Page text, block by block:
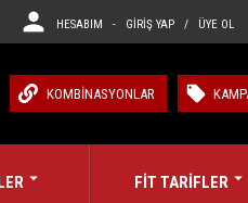
HESABIM - GİRİŞ YAP / ÜYE OL
KOMBİNASYONLAR
FİT TARİFLER